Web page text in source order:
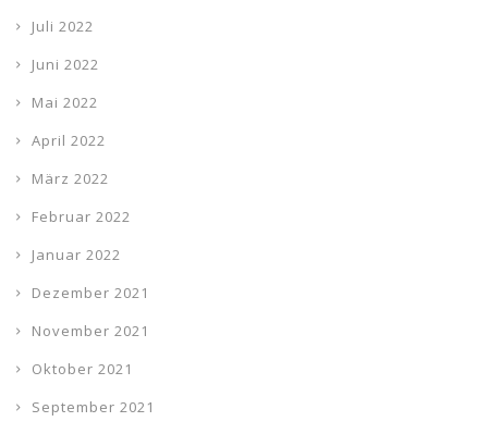
Juli 2022
Juni 2022
Mai 2022
April 2022
März 2022
Februar 2022
Januar 2022
Dezember 2021
November 2021
Oktober 2021
September 2021